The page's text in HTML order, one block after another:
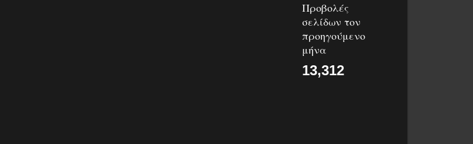
Προβολές
σελίδων τον
προηγούμενο
μήνα
13,312